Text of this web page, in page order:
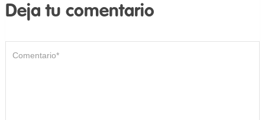
Deja tu comentario